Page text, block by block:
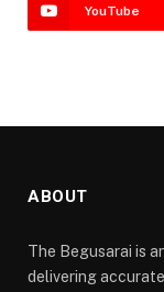
YouTube
ABOUT
The Begusarai is
delivering